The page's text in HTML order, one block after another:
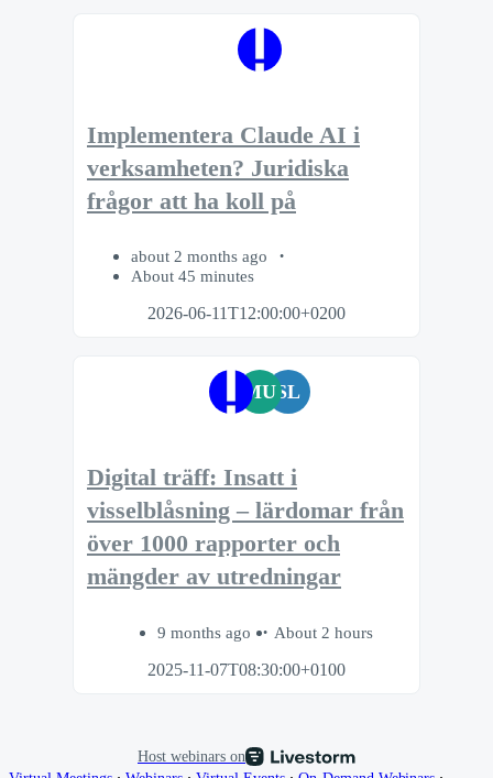
Implementera Claude AI i
verksamheten? Juridiska
frågor att ha koll på
about 2 months ago
About 45 minutes
2026-06-11T12:00:00+0200
MU SL
Digital träff: Insatt i
visselblåsning – lärdomar från
över 1000 rapporter och
mängder av utredningar
9 months ago
About 2 hours
2025-11-07T08:30:00+0100
Host webinars on